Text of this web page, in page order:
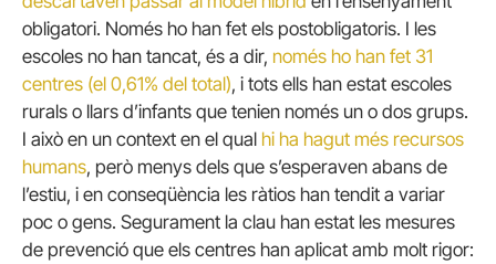
obligatori. Només ho han fet els postobligatoris. I les
escoles no han tancat, és a dir, només ho han fet 31
centres (el 0,61% del total), i tots ells han estat escoles
rurals o llars d’infants que tenien només un o dos grups.
I això en un context en el qual hi ha hagut més recursos
humans, però menys dels que s’esperaven abans de
l’estiu, i en conseqüència les ràtios han tendit a variar
poc o gens. Segurament la clau han estat les mesures
de prevenció que els centres han aplicat amb molt rigor: